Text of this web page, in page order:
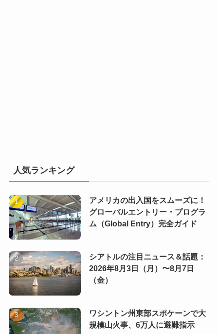
人気ランキング
アメリカの出入国をスムーズに！
グローバルエントリー・プログラ
ム（Global Entry）完全ガイド
シアトルの注目ニュース＆話題：
2026年8月3日（月）〜8月7日
（金）
ワシントン州東部スポケーンで大
規模山火事、6万人に避難指示